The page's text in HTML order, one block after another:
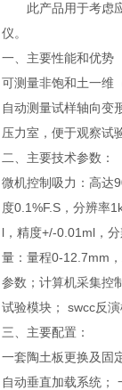
此产品用于考虑
仪。
一、 主要性能和优势
可测量非饱和土一维
自动测量试样轴向变
压力室，便于观察试
二、主要技术参数：
微机控制吸力：高达
度0.1%F.S ，分辨率
l ，精度+/-0.01ml ，
量：量程0-12.7mm
参数； 计算机采集控
试验模块；
swcc反
三、主要配置：
一套陶土板更换及固
自动垂直加载系统；